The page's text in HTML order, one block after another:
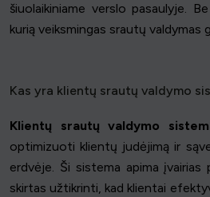
šiuolaikiniame verslo pasaulyje.
kurią veiksmingas srautų valdymas
Kas yra klientų srautų valdymo
Klientų srautų valdymo
optimizuoti klientų judėjimą ir
erdvėje. Ši sistema apima
skirtas užtikrinti, kad klientai